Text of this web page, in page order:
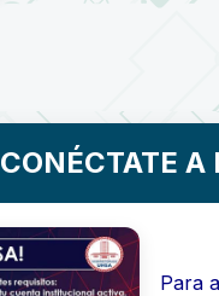
CONÉCTATE
Para